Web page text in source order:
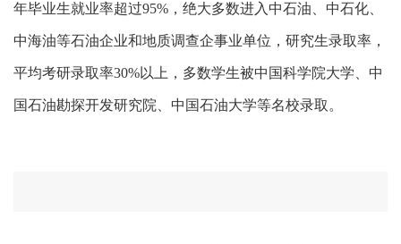
年毕业生就业率超过95%，绝大多数进入中石油、中石化、
中海油等石油企业和地质调查企事业单位，研究生录取率，
平均考研录取率30%以上，多数学生被中国科学院大学、中
国石油勘探开发研究院、中国石油大学等名校录取。